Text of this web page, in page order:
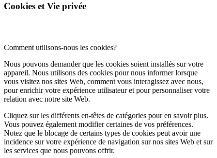
Cookies et Vie privée
Comment utilisons-nous les cookies?
Nous pouvons demander que les cookies soient installés sur votre
appareil. Nous utilisons des cookies pour nous informer lorsque
vous visitez nos sites Web, comment vous interagissez avec nous,
pour enrichir votre expérience utilisateur et pour personnaliser votre
relation avec notre site Web.
Cliquez sur les différents en-têtes de catégories pour en savoir plus.
Vous pouvez également modifier certaines de vos préférences.
Notez que le blocage de certains types de cookies peut avoir une
incidence sur votre expérience de navigation sur nos sites Web et sur
les services que nous pouvons offrir.